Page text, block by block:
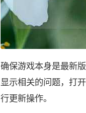
确保游戏本身是最新
显示相关的问题，打
行更新操作。